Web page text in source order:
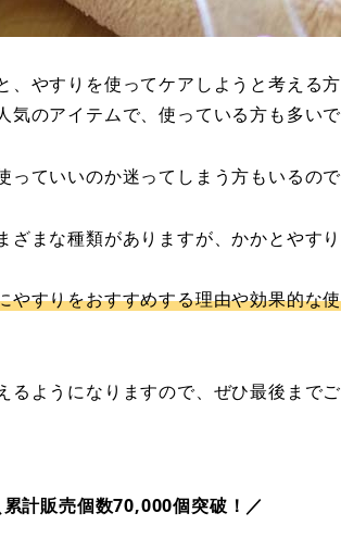
、やすりを使ってケアしようと考える
のアイテムで、使っている方も多いで
ていいのか迷ってしまう方もいるので
まな種類がありますが、かかとやすり
やすりをおすすめする理由や効果的な
ようになりますので、ぜひ最後までご
累計販売個数70,000個突破！／